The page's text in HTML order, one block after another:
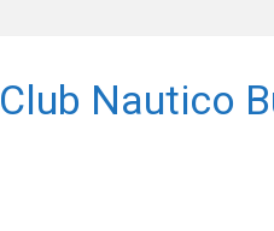
Club Nautico